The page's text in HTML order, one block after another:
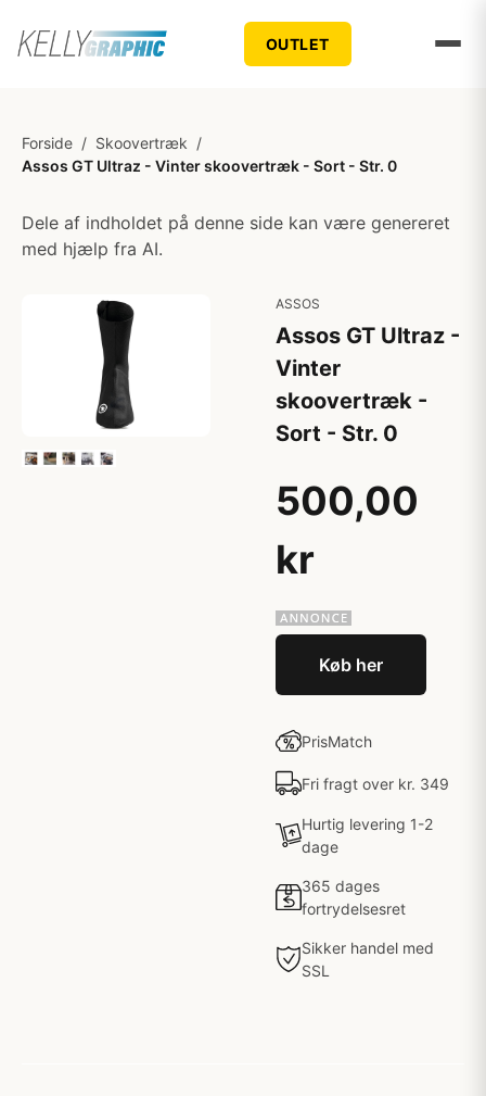
OUTLET
Forside / Skoovertræk /
Assos GT Ultraz - Vinter skoovertræk - Sort - Str. 0
Dele af indholdet på denne side kan være genereret
med hjælp fra AI.
ASSOS
Assos GT Ultraz -
Vinter
skoovertræk -
Sort - Str. 0
500,00
kr
Køb her
PrisMatch
Fri fragt over kr. 349
Hurtig levering 1-2
dage
365 dages
fortrydelsesret
Sikker handel med
SSL